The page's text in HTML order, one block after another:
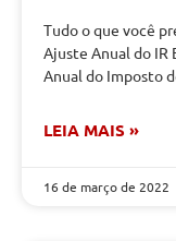
Tudo o que você
Ajuste Anual do IR
Anual do Imposto
LEIA MAIS »
16 de março de 2022